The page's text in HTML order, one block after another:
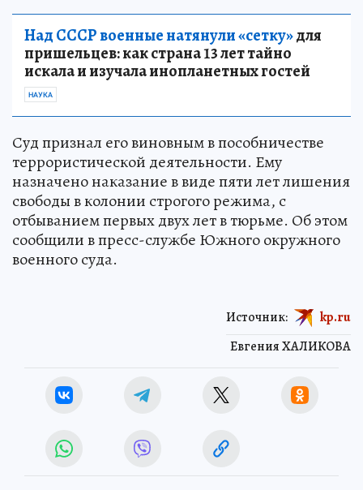
Над СССР военные натянули «сетку»для
пришельцев: как страна 13 лет тайно
искала и изучала инопланетных гостей
НАУКА
Суд признал его виновным в пособничестве
террористической деятельности. Ему
назначено наказание в виде пяти лет лишения
свободы в колонии строгого режима, с
отбыванием первых двух лет в тюрьме. Об этом
сообщили в пресс-службе Южного окружного
военного суда.
Евгения ХАЛИКОВА
Источник: kp.ru